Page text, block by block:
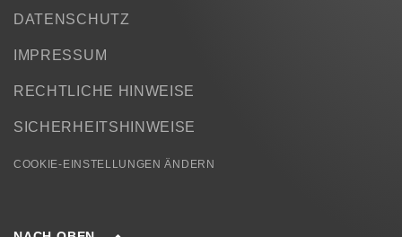
DATENSCHUTZ
IMPRESSUM
RECHTLICHE HINWEISE
SICHERHEITSHINWEISE
COOKIE-EINSTELLUNGEN ÄNDERN